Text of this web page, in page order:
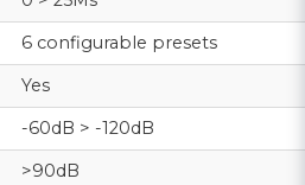
6 configurable presets
Yes
-60dB > -120dB
>90dB